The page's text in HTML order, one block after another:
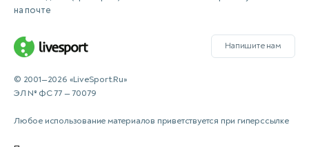
на почте
Напишите нам
© 2001—2026 «LiveSport.Ru»
ЭЛ № ФС 77 — 70079
Любое использование материалов приветствуется при гиперссылке